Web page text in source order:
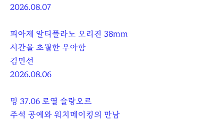
2026.08.07
피아제 알티플라노 오리진 38mm
시간을 초월한 우아함
김민선
2026.08.06
밍 37.06 로열 슬랑오르
주석 공예와 워치메이킹의 만남